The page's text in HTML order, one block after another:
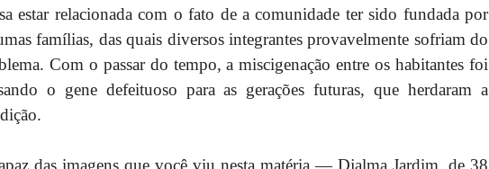
estar relacionada com o fato de a comunidade ter sido fundada por
famílias, das quais diversos integrantes provavelmente sofriam do
Com o passar do tempo, a miscigenação entre os habitantes foi
o gene defeituoso para as gerações futuras, que herdaram a
das imagens que você viu nesta matéria — Djalma Jardim, de 38